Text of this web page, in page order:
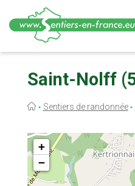
contenuSaint-Nolff
Fil
Sentiers de randonnée
+
−